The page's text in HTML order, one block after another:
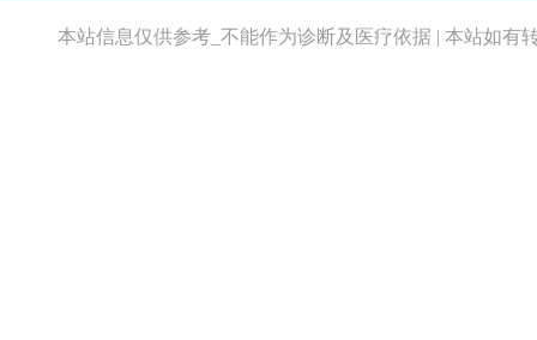
本站信息仅供参考_不能作为诊断及医疗依据 | 本站如